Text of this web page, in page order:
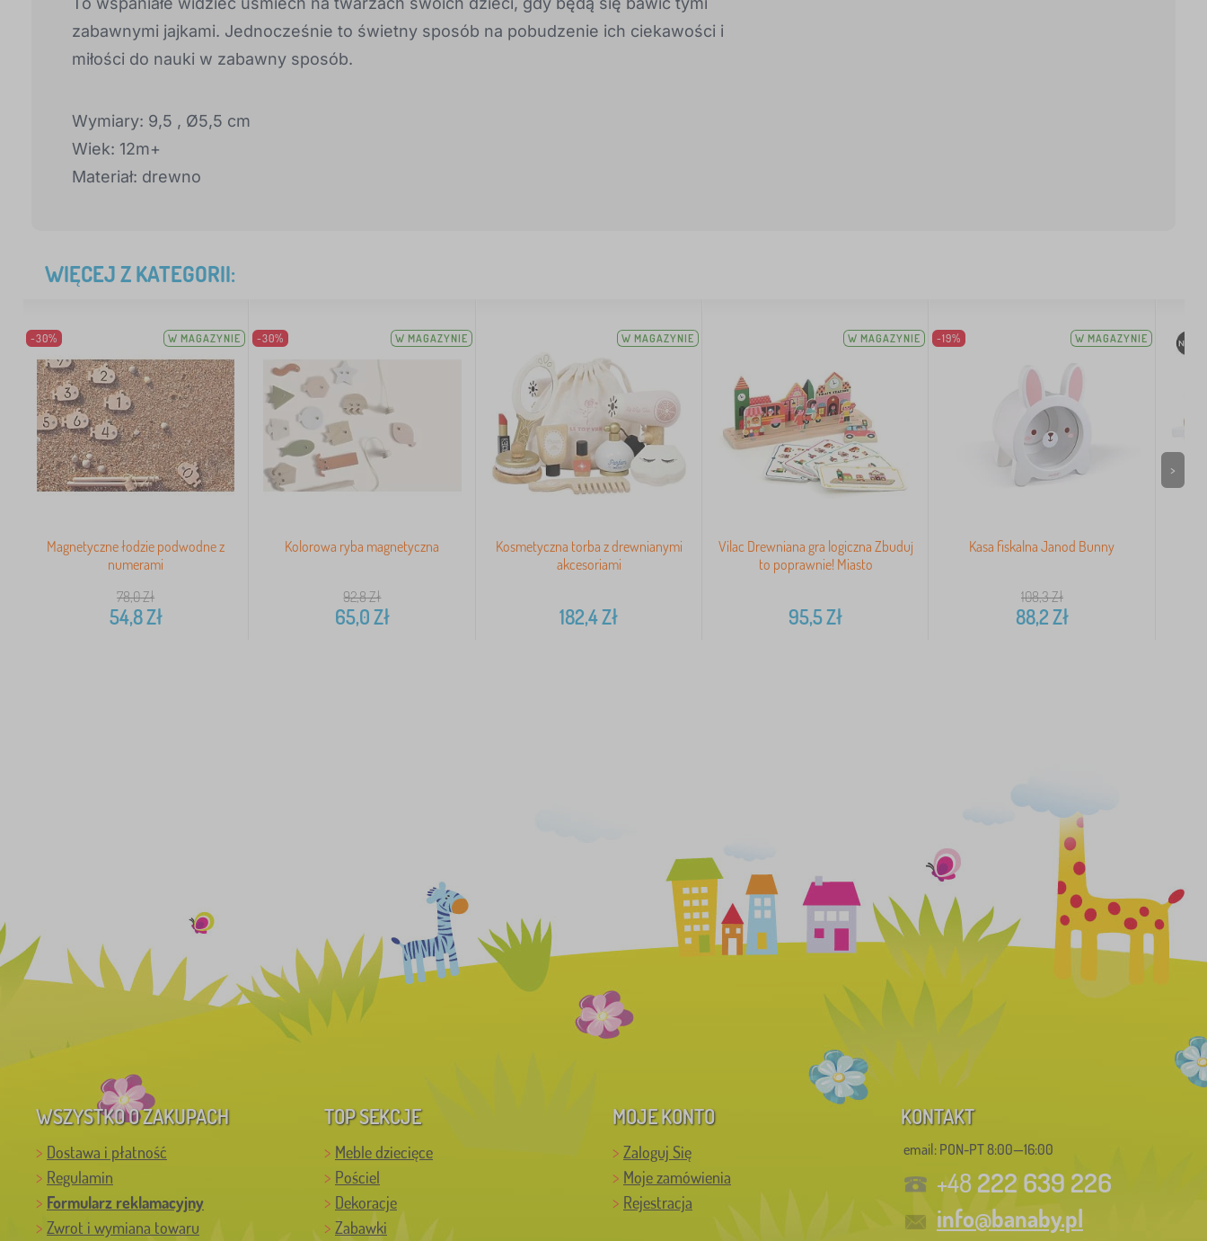
zabawnymi jajkami. Jednocześnie to świetny sposób na pobudzenie ich ciekawości i
miłości do nauki w zabawny sposób.
Wymiary: 9,5 , Ø5,5 cm
Wiek: 12m+
Materiał: drewno
WIĘCEJ Z KATEGORII:
-30% W MAGAZYNIE
Magnetyczne łodzie podwodne z
numerami
78,0Zł
54,8Zł
-30% W MAGAZYNIE
Kolorowa ryba magnetyczna
92,8Zł
65,0Zł
W MAGAZYNIE
Kosmetyczna torba z drewnianymi
akcesoriami
182,4Zł
W MAGAZYNIE
Vilac Drewniana gra logiczna Zbuduj
to poprawnie! Miasto
95,5Zł
-19% W MAGAZYNIE
Kasa fiskalna Janod Bunny
108,3Zł
88,2Zł
>
WSZYSTKO O ZAKUPACH
Dostawa i płatność
Regulamin
Formularz reklamacyjny
Zwrot i wymiana towaru
TOP SEKCJE
Meble dziecięce
Pościel
Dekoracje
Zabawki
MOJE KONTO
Zaloguj Się
Moje zamówienia
Rejestracja
KONTAKT
email: PON-PT 8:00—16:00
+48222 639 226
info@banaby.pl